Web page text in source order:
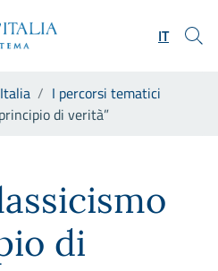
IT
I percorsi tematici
di verità”
di